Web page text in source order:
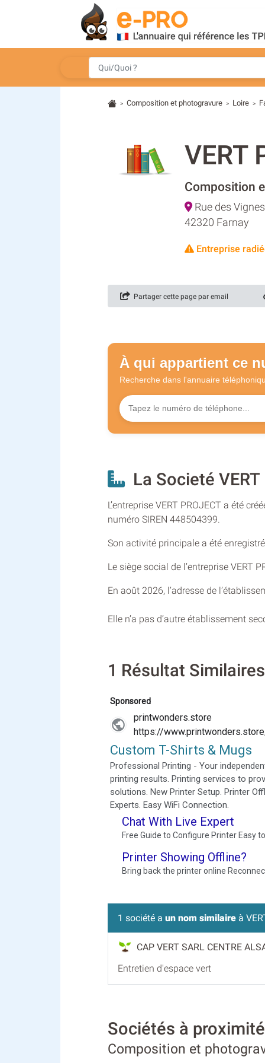
> Composition et photogravure > Loire >
VERT
Composition
Rue des Vignes
42320 Farnay
Entreprise
Partager cette page par email
À qui appartient ce
Recherche dans l'annuaire
La Societé
L’entreprise VERT PROJECT a été
numéro SIREN 448504399.
Son activité principale a été
Le siège social de l’entreprise VERT
En août 2026, l’adresse de
Elle n’a pas d’autre établissement
1 Résultat
1 société a un nom similaire à
CAP VERT SARL CENTRE
Entretien d'espace vert
Sociétés à proximité
Composition et